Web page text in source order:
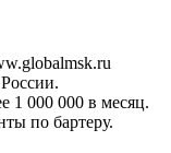
1 000 000 в месяц.
по бартеру.